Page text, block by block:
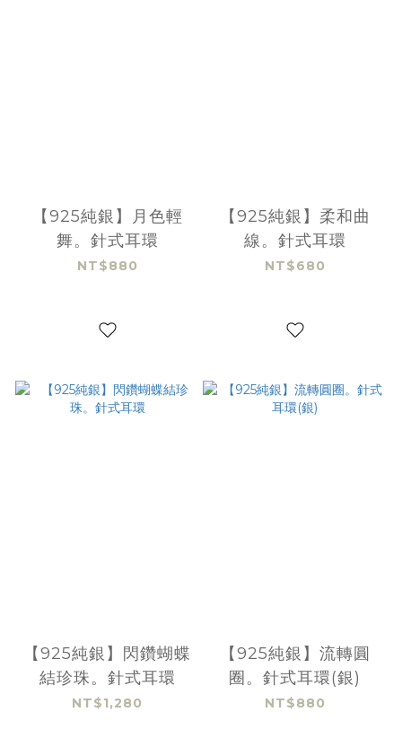
【925純銀】月色輕
舞。針式耳環
NT$880
【925純銀】柔和曲
線。針式耳環
NT$680
【925純銀】閃鑽蝴蝶
結珍珠。針式耳環
NT$1,280
【925純銀】流轉圓
圈。針式耳環(銀)
NT$880